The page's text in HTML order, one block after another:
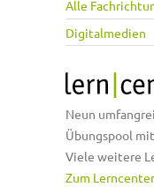
Alle
Digitalmedien
Neun
Übungspool
Viele weitere
Zum Lerncenter